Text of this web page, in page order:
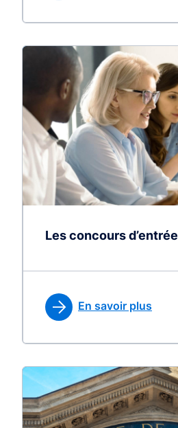
Les concours d’entrée
En savoir plus